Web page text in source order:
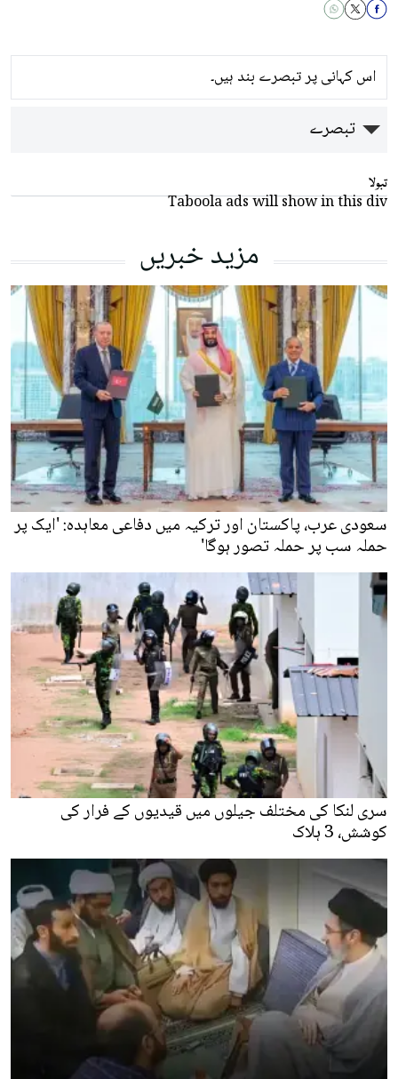
اس کہانی پر تبصرے بند ہیں۔
تبصرے
تبولا
Taboola ads will show in this div
مزید خبریں
سعودی عرب، پاکستان اور ترکیہ میں دفاعی معاہدہ: 'ایک پر
حملہ سب پر حملہ تصور ہوگا'
سری لنکا کی مختلف جیلوں میں قیدیوں کے فرار کی
کوشش، 3 ہلاک